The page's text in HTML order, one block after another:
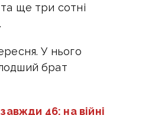
ще три сотні
У нього
брат
46: на війні